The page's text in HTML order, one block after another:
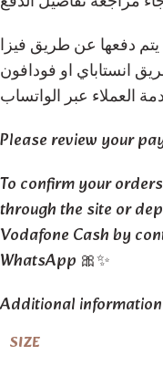
يتم دفعها عن طريق فيزا
انستاباي او فودافون
Please review your
To confirm your
through the site or
Vodafone Cash by
WhatsApp 🎀✨
Additional information
SIZE